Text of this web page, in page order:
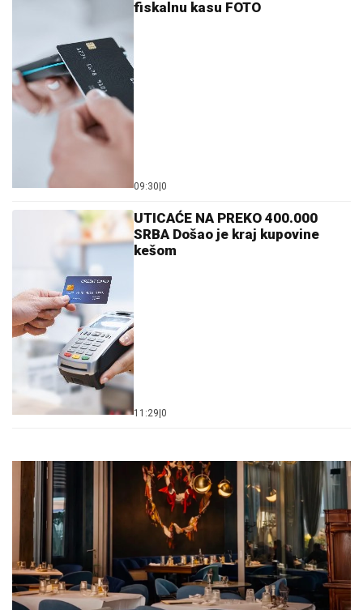
fiskalnu kasu FOTO
09:30 0
UTICAĆE NA PREKO 400.000
SRBA Došao je kraj kupovine
kešom
11:29 0